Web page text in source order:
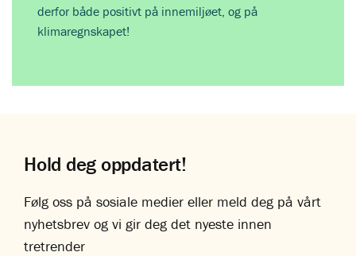
derfor både positivt på innemiljøet, og på
klimaregnskapet!
Hold deg oppdatert!
Følg oss på sosiale medier eller meld deg på vårt
nyhetsbrev og vi gir deg det nyeste innen
tretrender